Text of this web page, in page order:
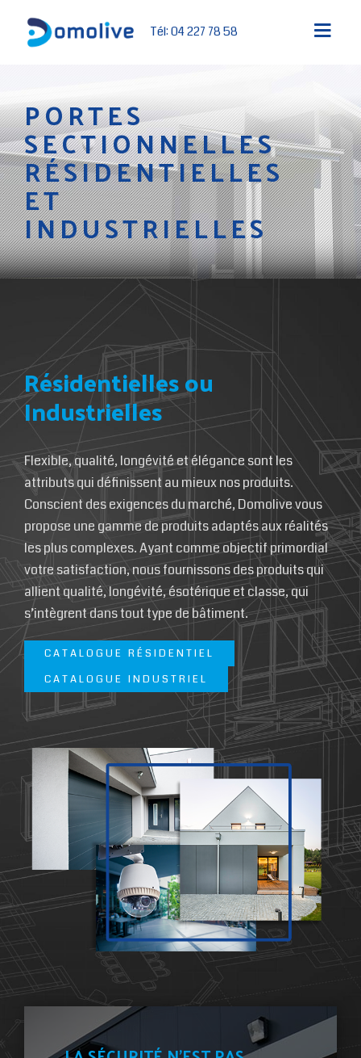
Tél: 04 227 78 58
PORTES
SECTIONNELLES
RÉSIDENTIELLES
ET
INDUSTRIELLES
Résidentielles ou
Industrielles
Flexible, qualité, longévité et élégance sont les
attributs qui définissent au mieux nos produits.
Conscient des exigences du marché, Domolive vous
propose une gamme de produits adaptés aux réalités
les plus complexes. Ayant comme objectif primordial
votre satisfaction, nous fournissons des produits qui
allient qualité, longévité, ésotérique et classe, qui
s’intègrent dans tout type de bâtiment.
CATALOGUE RÉSIDENTIEL
CATALOGUE INDUSTRIEL